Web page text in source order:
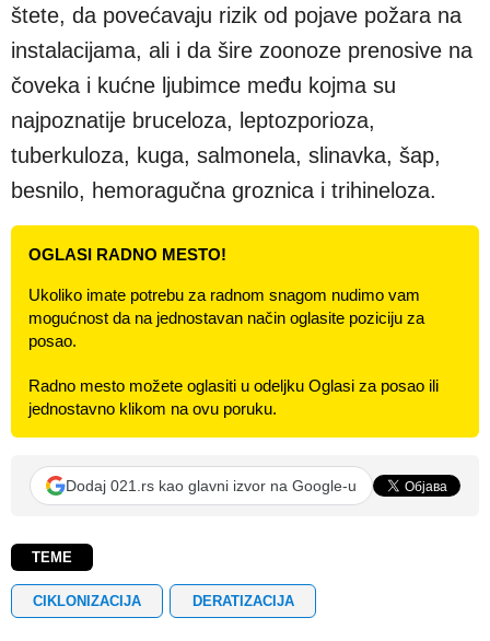
štete, da povećavaju rizik od pojave požara na
instalacijama, ali i da šire zoonoze prenosive na
čoveka i kućne ljubimce među kojma su
najpoznatije bruceloza, leptozporioza,
tuberkuloza, kuga, salmonela, slinavka, šap,
besnilo, hemoragučna groznica i trihineloza.
OGLASI RADNO MESTO!
Ukoliko imate potrebu za radnom snagom nudimo vam
mogućnost da na jednostavan način oglasite poziciju za
posao.
Radno mesto možete oglasiti u odeljku Oglasi za posao ili
jednostavno klikom na ovu poruku.
Dodaj 021.rs kao glavni izvor na Google-u
TEME
CIKLONIZACIJA DERATIZACIJA